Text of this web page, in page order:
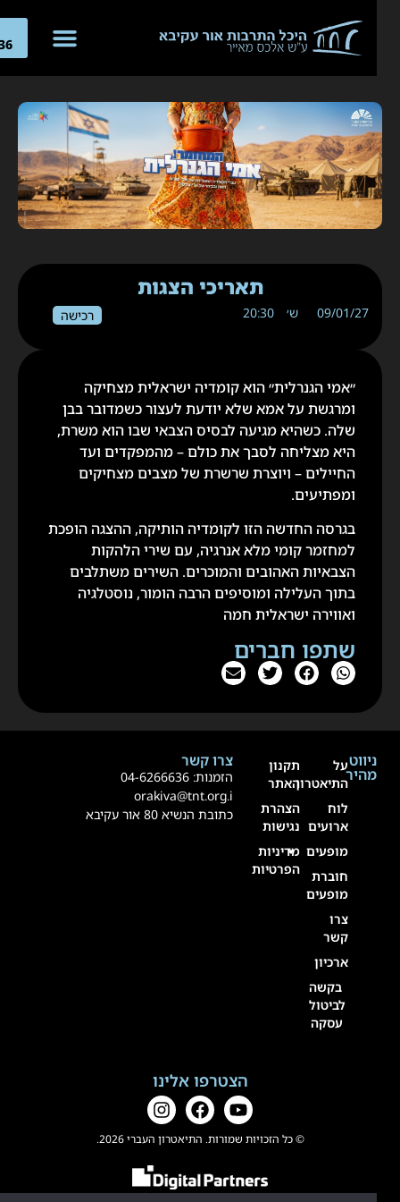
תאריכי הצגות
09/01/27 ש׳ 20:30 רכישה
״אמי הגנרלית״ הוא קומדיה ישראלית מצחיקה
ומרגשת על אמא שלא יודעת לעצור כשמדובר בבן
שלה. כשהיא מגיעה לבסיס הצבאי שבו הוא משרת,
היא מצליחה לסבך את כולם – מהמפקדים ועד
החיילים – ויוצרת שרשרת של מצבים מצחיקים
ומפתיעים.
בגרסה החדשה הזו לקומדיה הותיקה, ההצגה הופכת
למחזמר קומי מלא אנרגיה, עם שירי הלהקות
הצבאיות האהובים והמוכרים. השירים משתלבים
בתוך העלילה ומוסיפים הרבה הומור, נוסטלגיה
ואווירה ישראלית חמה
שתפו חברים
ניווט
מהירעל
התיאטרון
ארועים
מופעים
חוברת
מופעים
קשר
ארכיון
בקשה
לביטול
עסקה
תקנון
האתר
הצהרת
נגישות
מדיניות
הפרטיות
צרו קשר
הזמנות: 04-6266636
orakiva@tnt.org.i
כתובת הנשיא 80 אור עקיבא
הצטרפו אלינו
© כל הזכויות שמורות. התיאטרון העברי 2026.
בניית אתריםושיווק דיגיטלי